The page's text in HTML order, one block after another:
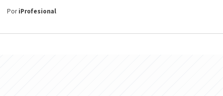
PoriProfesional